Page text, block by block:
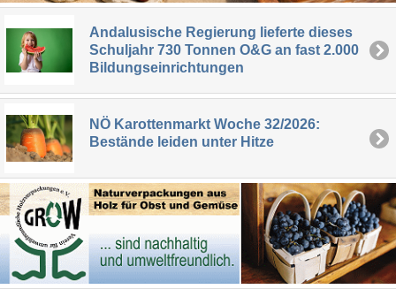
Andalusische Regierung lieferte dieses
Schuljahr 730 Tonnen O&G an fast 2.000
Bildungseinrichtungen
NÖ Karottenmarkt Woche 32/2026:
Bestände leiden unter Hitze